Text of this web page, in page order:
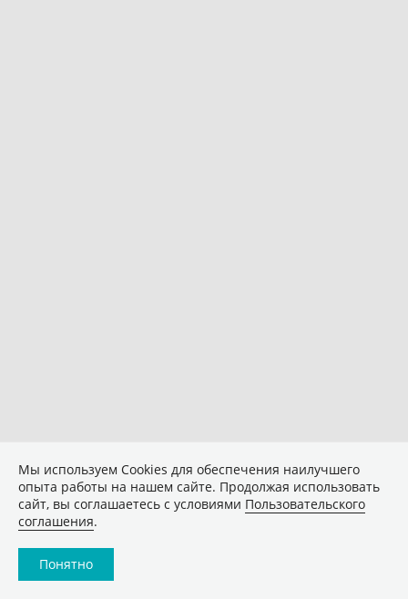
Мы используем Сookies для обеспечения наилучшего
опыта работы на нашем сайте. Продолжая использовать
сайт, вы соглашаетесь с условиями Пользовательского
соглашения.
Понятно